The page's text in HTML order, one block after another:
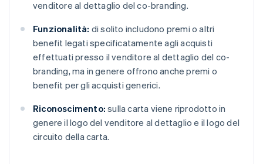
venditore al dettaglio del co-branding.
Funzionalità: di solito includono premi o altri
benefit legati specificatamente agli acquisti
effettuati presso il venditore al dettaglio del co-
branding, ma in genere offrono anche premi o
benefit per gli acquisti generici.
Riconoscimento: sulla carta viene riprodotto in
genere il logo del venditore al dettaglio e il logo del
circuito della carta.